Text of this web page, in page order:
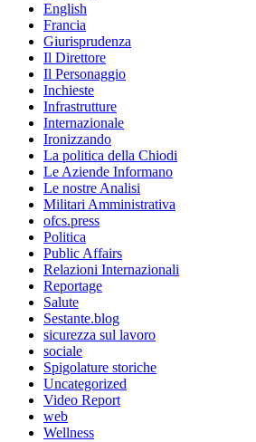
English
Francia
Giurisprudenza
Il Direttore
Il Personaggio
Inchieste
Infrastrutture
Internazionale
Ironizzando
La politica della Chiodi
Le Aziende Informano
Le nostre Analisi
Militari Amministrativa
ofcs.press
Politica
Public Affairs
Relazioni Internazionali
Reportage
Salute
Sestante.blog
sicurezza sul lavoro
sociale
Spigolature storiche
Uncategorized
Video Report
web
Wellness